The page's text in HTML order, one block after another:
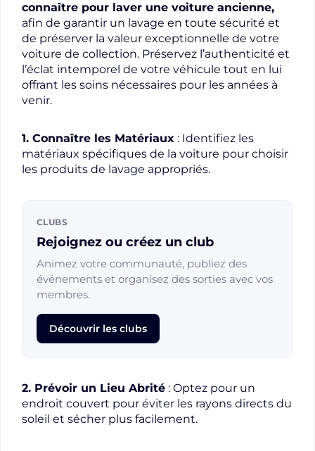
connaître pour laver une voiture ancienne,
afin de garantir un lavage en toute sécurité et
de préserver la valeur exceptionnelle de votre
voiture de collection. Préservez l’authenticité et
l’éclat intemporel de votre véhicule tout en lui
offrant les soins nécessaires pour les années à
venir.
1. Connaître les Matériaux : Identifiez les
matériaux spécifiques de la voiture pour choisir
les produits de lavage appropriés.
CLUBS
Rejoignez ou créez un club
Animez votre communauté, publiez des
événements et organisez des sorties avec vos
membres.
Découvrir les clubs
2. Prévoir un Lieu Abrité : Optez pour un
endroit couvert pour éviter les rayons directs du
soleil et sécher plus facilement.